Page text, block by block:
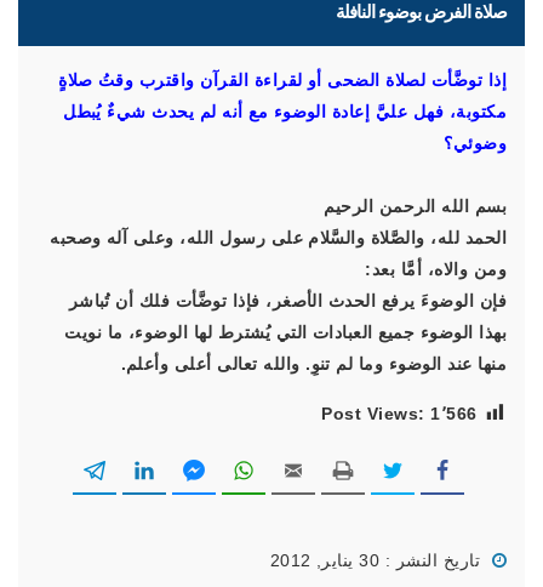
صلاة الفرض بوضوء النافلة
إذا توضَّأت لصلاة الضحى أو لقراءة القرآن واقترب وقتُ صلاةٍ
مكتوبة، فهل عليَّ إعادة الوضوء مع أنه لم يحدث شيءٌ يُبطل
وضوئي؟
بسم الله الرحمن الرحيم
الحمد لله، والصَّلاة والسَّلام على رسول الله، وعلى آله وصحبه
ومن والاه، أمَّا بعد:
فإن الوضوءَ يرفع الحدث الأصغر، فإذا توضَّأت فلك أن تُباشر
بهذا الوضوء جميع العبادات التي يُشترط لها الوضوء، ما نويت
منها عند الوضوء وما لم تنوِ. والله تعالى أعلى وأعلم.
Post Views: 1٬566
تاريخ النشر : 30 يناير, 2012